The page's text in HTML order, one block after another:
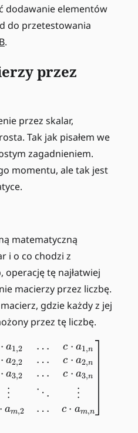
dodawanie elementów
do przetestowania
.
przez
przez skalar,
Tak jak pisałem we
zagadnieniem.
momentu, ale tak jest
matematyczną
i o co chodzi z
operację tę najłatwiej
macierzy przez liczbę.
gdzie każdy z jej
przez tę liczbę.
\begin{align*}
⋅ a1,2
⋅ a2,2
⋅ a3,2
⋮
⋅ am,2
…
…
…
⋱
…
c ⋅ a1,n
c ⋅ a2,n
c ⋅ a3,n
⋮
c ⋅ am,n